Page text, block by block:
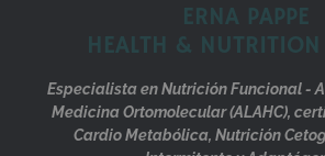
ERNA PAPPE
HEALTH &
Especialista en Nutrición Funcional -
Medicina Ortomolecular (ALAHC),
Cardio Metabólica, Nutrición